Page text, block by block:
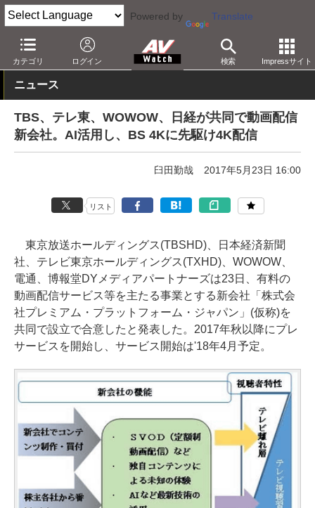
Powered by Translate
カテゴリ ログイン 検索 Impressサイト
AV Watch コンテンツ・サービス 映像配信 その他
ニュース
TBS、テレ東、WOWOW、日経が共同で動画配信
新会社。AI活用し、BS 4Kに先駆け4K配信
臼田勤哉 2017年5月23日 16:00
リスト
東京放送ホールディングス(TBSHD)、日本経済新聞
社、テレビ東京ホールディングス(TXHD)、WOWOW、
電通、博報堂DYメディアパートナーズは23日、有料の
動画配信サービス等を主たる事業とする新会社「株式会
社プレミアム・プラットフォーム・ジャパン」(仮称)を
共同で設立で合意したと発表した。2017年秋以降にプレ
サービスを開始し、サービス開始は'18年4月予定。